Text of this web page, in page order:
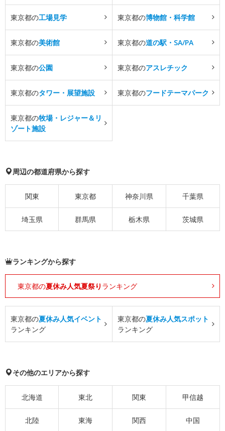
東京都の工場見学 東京都の博物館・科学館
東京都の美術館 東京都の道の駅・SA/PA
東京都の公園 東京都のアスレチック
東京都のタワー・展望施設 東京都のフードテーマパーク
東京都の牧場・レジャー＆リ
ゾート施設
周辺の都道府県から探す
関東 東京都 神奈川県 千葉県
埼玉県 群馬県 栃木県 茨城県
ランキングから探す
東京都の夏休み人気夏祭り ランキング
東京都の夏休み人気イベント
ランキング
東京都の夏休み人気スポット
ランキング
その他のエリアから探す
北海道 東北 関東 甲信越
北陸 東海 関西 中国